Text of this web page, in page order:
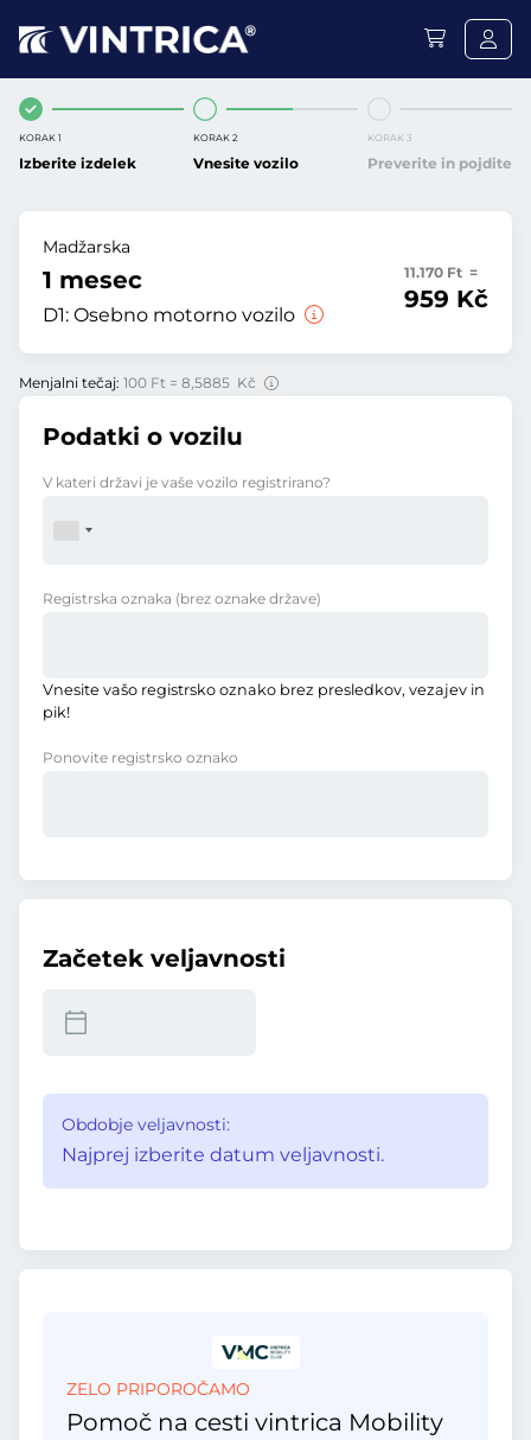
KORAK 1
Izberite izdelek
KORAK 2
Vnesite vozilo
KORAK 3
Preverite in pojdite
Madžarska
1 mesec
D1: Osebno motorno vozilo
11.170 Ft =
959 Kč
Menjalni tečaj: 100 Ft = 8,5885 Kč
Podatki o vozilu
V kateri državi je vaše vozilo registrirano?
Registrska oznaka (brez oznake države)
Vnesite vašo registrsko oznako brez presledkov, vezajev in
pik!
Ponovite registrsko oznako
Začetek veljavnosti
Obdobje veljavnosti:
Najprej izberite datum veljavnosti.
ZELO PRIPOROČAMO
Pomoč na cesti vintrica Mobility